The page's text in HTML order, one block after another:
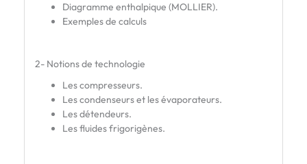
Diagramme enthalpique (MOLLIER).
Exemples de calculs
2- Notions de technologie
Les compresseurs.
Les condenseurs et les évaporateurs.
Les détendeurs.
Les fluides frigorigènes.